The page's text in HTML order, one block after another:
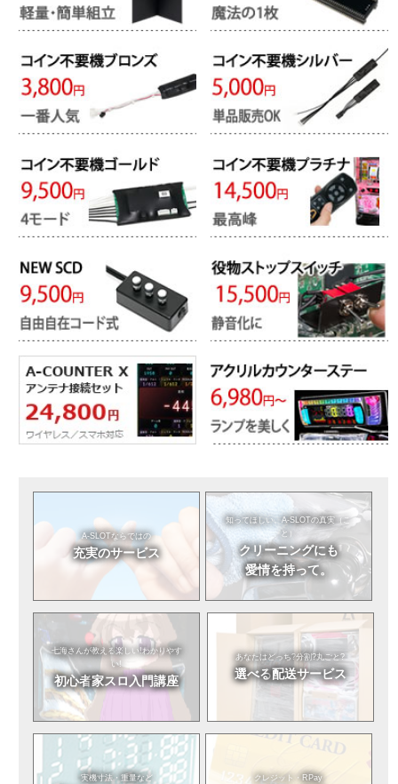
A-SLOTならではの
充実のサービス
知ってほしい。A-SLOTの真実（こ
と）
クリーニングにも
愛情を持って。
七海さんが教える楽しい!わかりやす
い!
初心者家スロ入門講座
あなたはどっち?分割?丸ごと?
選べる配送サービス
実機寸法・重量など クレジット・RPay